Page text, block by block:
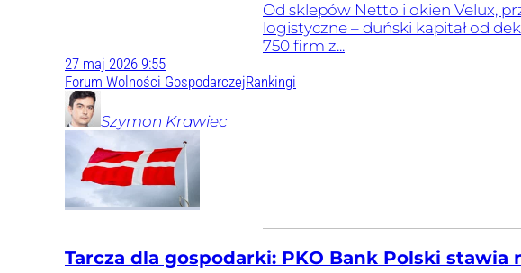
Od sklepów Netto i okien Velux,
logistyczne – duński kapitał od
750 firm z...
27 maj 2026 9:55
Forum Wolności GospodarczejRankingi
Szymon Krawiec
Tarcza dla gospodarki: PKO Bank Polski